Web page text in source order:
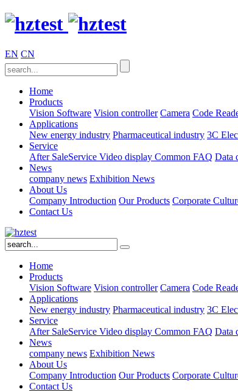
EN CN
Home
Products
Vision Software Vision controller Camera Code
Applications
New energy industry Pharmaceutical industry 3C
Service
After SaleService Video display Common FAQ Data
News
company news Exhibition News
About Us
Company Introduction Our Products Corporate
Contact Us
Home
Products
Vision Software Vision controller Camera Code
Applications
New energy industry Pharmaceutical industry 3C
Service
After SaleService Video display Common FAQ Data
News
company news Exhibition News
About Us
Company Introduction Our Products Corporate
Contact Us